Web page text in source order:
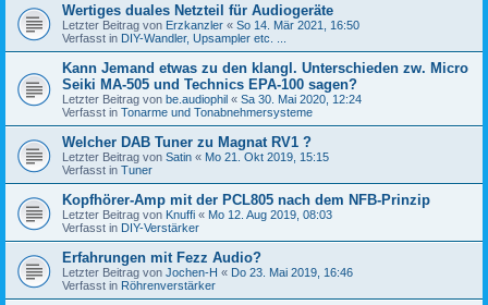
Wertiges duales Netzteil für Audiogeräte
Letzter Beitrag von Erzkanzler « So 14. Mär 2021, 16:50
Verfasst in DIY-Wandler, Upsampler etc. ...
Kann Jemand etwas zu den klangl. Unterschieden zw. Micro
Seiki MA-505 und Technics EPA-100 sagen?
Letzter Beitrag von be.audiophil « Sa 30. Mai 2020, 12:24
Verfasst in Tonarme und Tonabnehmersysteme
Welcher DAB Tuner zu Magnat RV1 ?
Letzter Beitrag von Satin « Mo 21. Okt 2019, 15:15
Verfasst in Tuner
Kopfhörer-Amp mit der PCL805 nach dem NFB-Prinzip
Letzter Beitrag von Knuffi « Mo 12. Aug 2019, 08:03
Verfasst in DIY-Verstärker
Erfahrungen mit Fezz Audio?
Letzter Beitrag von Jochen-H « Do 23. Mai 2019, 16:46
Verfasst in Röhrenverstärker